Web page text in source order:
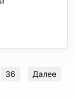
36 Далее